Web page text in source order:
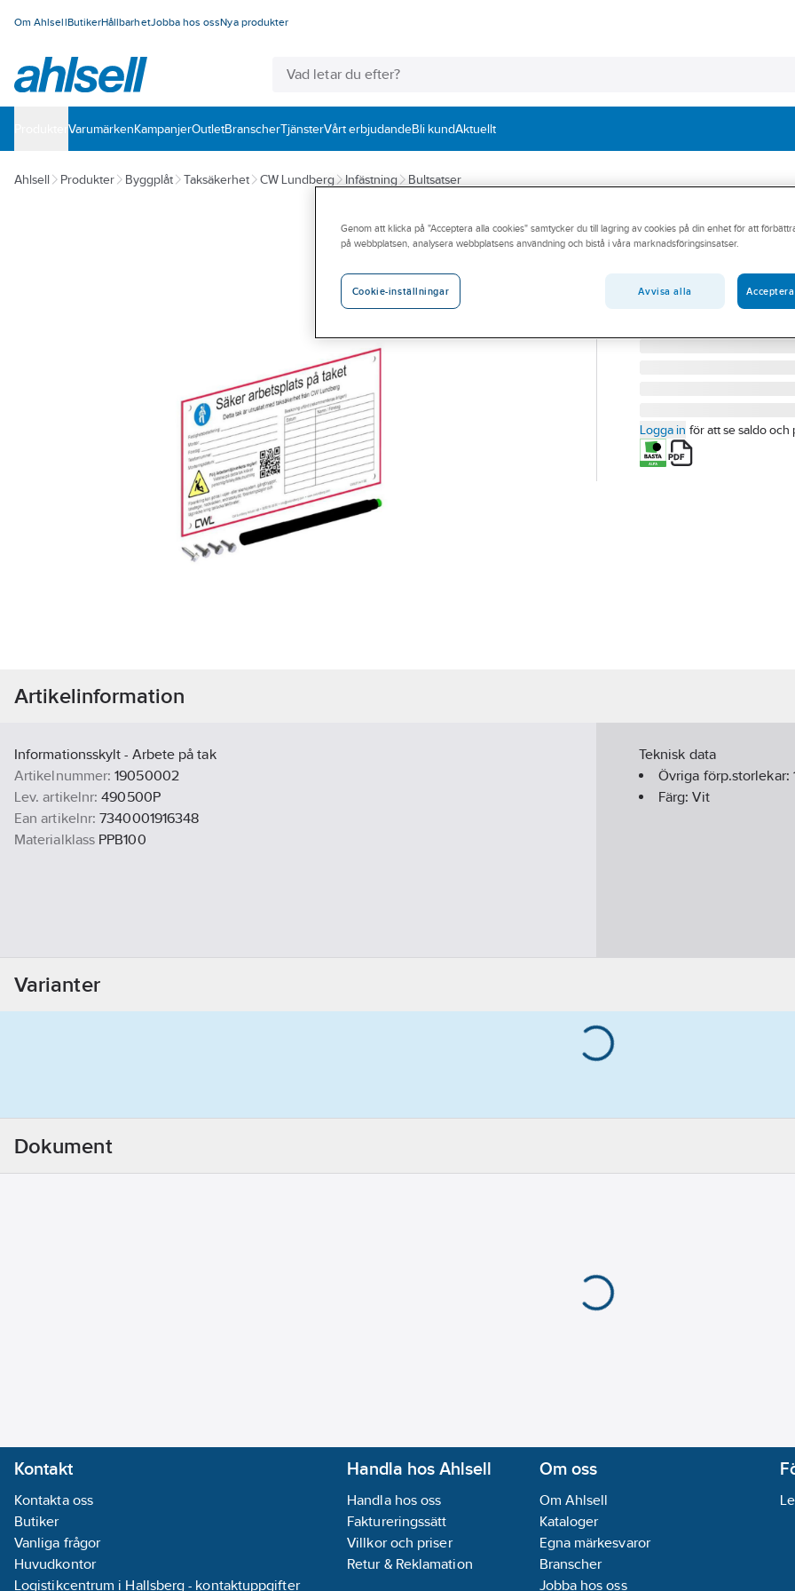
Om AhlsellButikerHållbarhetJobba hos ossNya produkter
VarumärkenKampanjerOutletBranscherTjänsterVårt erbjudandeBli kundAktuellt
Ahlsell Produkter Byggplåt Taksäkerhet CW Lundberg Infästning Bultsatser
CW LUNDBERG
INFORMATIONSSKYLT
Artikelnummer:
19050002
490500P
Logga in för att se saldo och
Artikelinformation
Informationsskylt - Arbete på tak
Artikelnummer: 19050002
Lev. artikelnr: 490500P
Ean artikelnr: 7340001916348
Materialklass PPB100
Teknisk data
Övriga förp.storlekar:
Färg:Vit
Varianter
Dokument
Kontakt
Kontakta oss
Butiker
Vanliga frågor
Huvudkontor
Logistikcentrum i Hallsberg - kontaktuppgifter
Handla hos Ahlsell
Handla hos oss
Faktureringssätt
Villkor och priser
Retur & Reklamation
Om oss
Om Ahlsell
Kataloger
Egna märkesvaror
Branscher
Jobba hos oss
Genom att klicka på "Acceptera alla cookies" samtycker du till lagring av cookies på din enhet för att
på webbplatsen, analysera webbplatsens användning och bistå i våra marknadsföringsinsatser.
Cookie-inställningar Avvisa alla